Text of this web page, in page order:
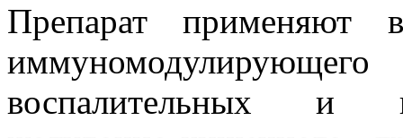
Препарат применяют
воспалительных и